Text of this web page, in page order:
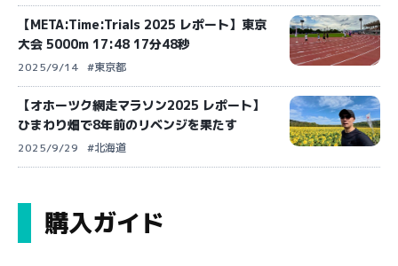
【META:Time:Trials 2025 レポート】東京
大会 5000m 17:48 17分48秒
2025/9/14 #東京都
【オホーツク網走マラソン2025 レポート】
ひまわり畑で8年前のリベンジを果たす
2025/9/29 #北海道
購入ガイド